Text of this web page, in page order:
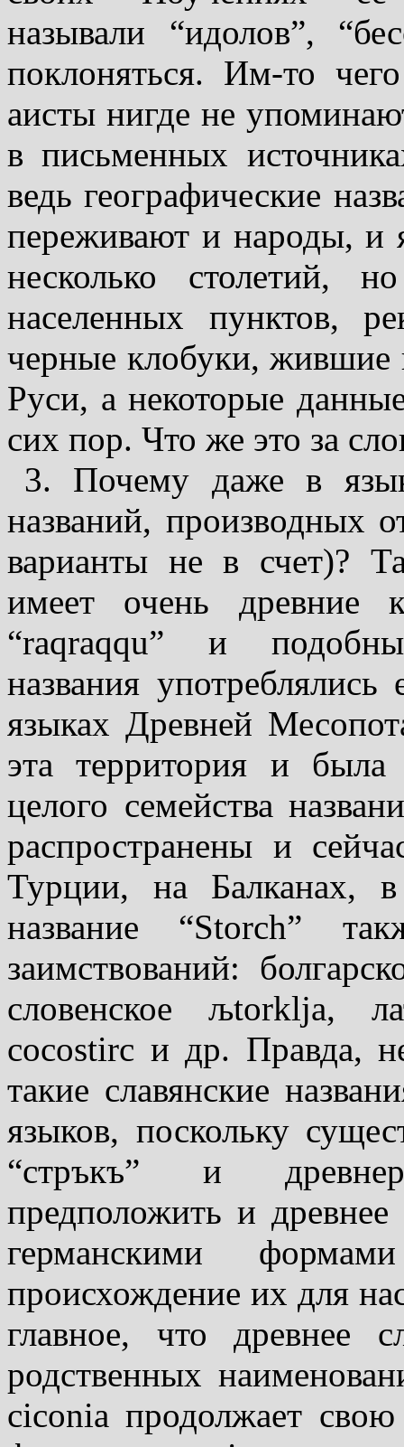
называли “идолов”,
поклоняться. Им-то
аисты нигде не
в письменных
ведь географические
переживают и народы, и
несколько столетий,
населенных пунктов,
черные клобуки,
Руси, а некоторые
сих пор. Что же это за
3. Почему даже в
названий, производных
варианты не в счет)?
имеет очень древние
“raqraqqu” и
названия
языках Древней
эта территория и бы­ла
целого семейства
распространены и
Турции, на Балканах,
название “Storch”
заимствований:
словенское љtorklja,
cocostirc и др. Правда,
такие славянские
языков, поскольку
“стръкъ” и
предположить и
германскими
происхождение их для
главное, что древнее
родствен­ных
ci­co­nia продолжает